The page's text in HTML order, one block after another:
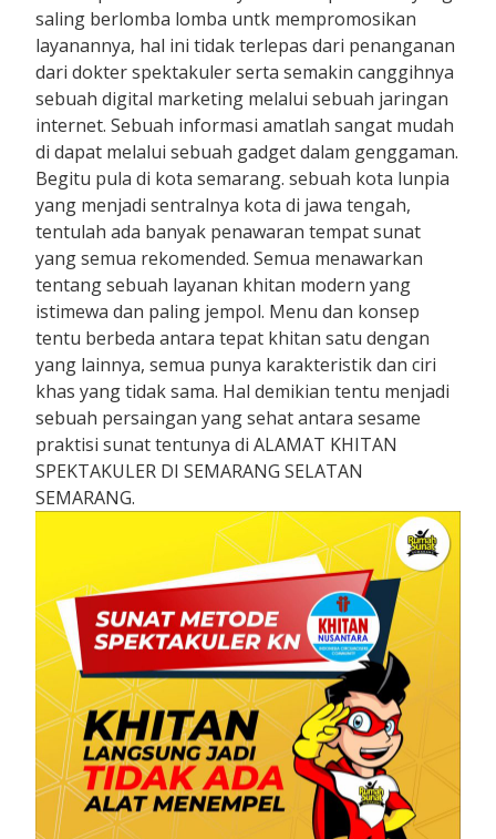
saling berlomba lomba untk mempromosikan
layanannya, hal ini tidak terlepas dari penanganan
dari dokter spektakuler serta semakin canggihnya
sebuah digital marketing melalui sebuah jaringan
internet. Sebuah informasi amatlah sangat mudah
di dapat melalui sebuah gadget dalam genggaman.
Begitu pula di kota semarang. sebuah kota lunpia
yang menjadi sentralnya kota di jawa tengah,
tentulah ada banyak penawaran tempat sunat
yang semua rekomended. Semua menawarkan
tentang sebuah layanan khitan modern yang
istimewa dan paling jempol. Menu dan konsep
tentu berbeda antara tepat khitan satu dengan
yang lainnya, semua punya karakteristik dan ciri
khas yang tidak sama. Hal demikian tentu menjadi
sebuah persaingan yang sehat antara sesame
praktisi sunat tentunya di ALAMAT KHITAN
SPEKTAKULER DI SEMARANG SELATAN
SEMARANG.